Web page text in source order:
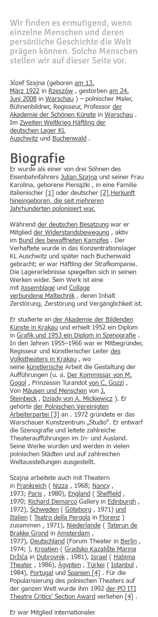
Wir finden es ermutigend, wenn
einzelne Menschen und deren
persönliche Geschichte die Welt
prägen können. Solche Menschen
stellen wir auf dieser Seite vor.
Józef Szajna (geboren am 13.
März 1922 in Rzeszów , gestorben am 24.
Juni 2008 in Warschau ) – polnischer Maler,
Bühnenbildner, Regisseur, Professor der
Akademie der Schönen Künste in Warschau .
Im Zweiten Weltkrieg Häftling der
deutschen Lager KL
Auschwitz und Buchenwald .
Biografie
Er wurde als einer von drei Söhnen des
Eisenbahnfahrers Julian Szajna und seiner Frau
Karolina, geborene Pieniążki , in eine Familie
italienischer
[1] oder deutscher
[2] Herkunft
hineingeboren, die seit mehreren
Jahrhunderten polonisiert war.
Während der deutschen Besatzung war er
Mitglied der Widerstandsbewegung , aktiv
im Bund des bewaffneten Kampfes . Der
Verhaftete wurde in das Konzentrationslager
KL Auschwitz und später nach Buchenwald
gebracht; er war Häftling der Strafkompanie.
Die Lagererlebnisse spiegelten sich in seinen
Werken wider. Sein Werk ist eine
mit Assemblage und Collage
verbundene Maltechnik, deren Inhalt
Zerstörung, Zerstörung und Vergänglichkeit ist.
Er studierte an der Akademie der Bildenden
Künste in Krakau und erhielt 1952 ein Diplom
in Grafik und 1953 ein Diplom in Szenografie .
In den Jahren 1955–1966 war er Mitbegründer,
Regisseur und künstlerischer Leiter des
Volkstheaters in Krakau , wo
seine künstlerische Arbeit die Gestaltung der
Aufführungen (u. a. Der Kommissar von M.
Gogol
, Prinzessin Turandot von C. Gozzi ,
Von Mäusen und Menschen von J.
Steinbeck, Dziady von A. Mickiewicz ). Er
gehörte der Polnischen Vereinigten
Arbeiterpartei
[3]
an . 1972 gründete er das
Warschauer Kunstzentrum „Studio“. Er entwarf
die Szenografie und leitete zahlreiche
Theateraufführungen im In- und Ausland.
Seine Werke wurden und werden in vielen
polnischen Städten und auf zahlreichen
Weltausstellungen ausgestellt.
Szajna arbeitete auch mit Theatern
in Frankreich ( Nizza , 1968; Nancy,
1973; Paris , 1980), England ( Sheffield ,
1970; Richard Demarco Gallery in Edinburgh ,
1972), Schweden ( Göteborg , 1971) und
Italien ( Teatro della Pergola in Florenz )
zusammen , 1971), Niederlande ( Taterun de
Brakke Grond in Amsterdam ,
1977), Deutschland (Forum Theater in Berlin ,
1974; ), Kroatien ( Gradsko Kazalište Marina
Držića in Dubrovnik, 1981), Israel ( Habima
Theater , 1986), Ägypten , Türkei ( Istanbul
,
1984), Portugal und Spanien [4]
. Für die
Popularisierung des polnischen Theaters auf
der ganzen Welt wurde ihm 1992 der PO ITI
Theatre Critics' Section Award verliehen [4] .
Er war Mitglied internationaler